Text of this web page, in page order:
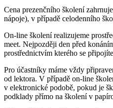
Cena prezenčního školení
nápoje), v případě celodenního
On-line školení realizujeme
meet. Nejpozději den před
prostřednictvím kterého se
Pro účastníky máme vždy
od lektora. V případě on-line
v elektronické podobě, pokud je
podklady přímo na školení v